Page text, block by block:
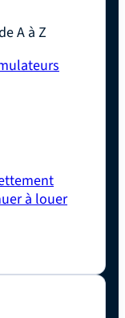
A à Z
à louer